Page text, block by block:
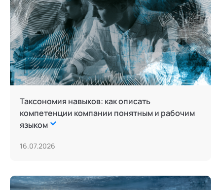
Таксономия навыков: как описать
компетенции компании понятным и рабочим
языком
16.07.2026